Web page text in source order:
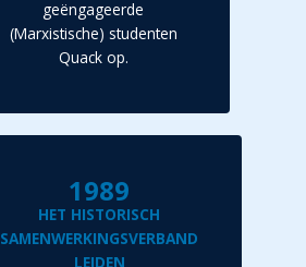
geëngageerde
(Marxistische) studenten
Quack op.
1989
HET HISTORISCH
SAMENWERKINGSVERBAND
LEIDEN